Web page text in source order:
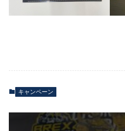
キャンペーン